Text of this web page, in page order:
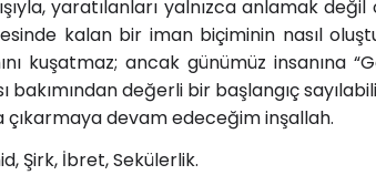
yaratılanları yalnızca anlamak
kalan bir iman biçiminin nasıl
kuşatmaz; ancak günümüz insanına
bakımından değerli bir başlangıç
çıkarmaya devam edeceğim inşallah.
Şirk, İbret, Sekülerlik.